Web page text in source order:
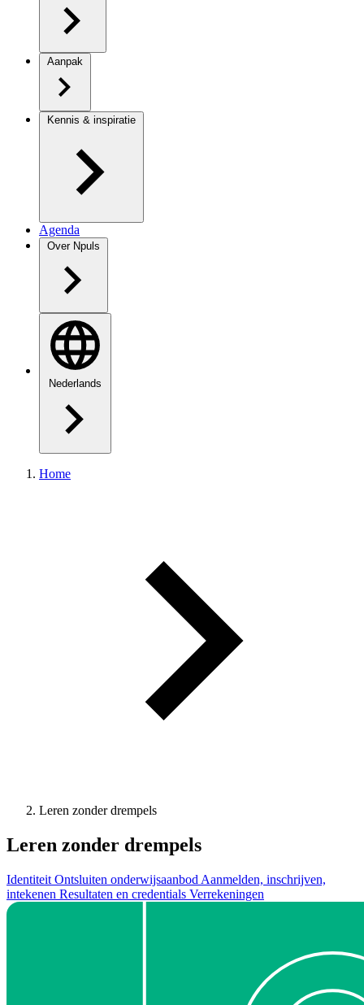
Aanpak
Kennis & inspiratie
Agenda
Over Npuls
Nederlands
Home
Leren zonder drempels
Leren zonder drempels
Identiteit Ontsluiten onderwijsaanbod Aanmelden, inschrijven,
intekenen Resultaten en credentials Verrekeningen